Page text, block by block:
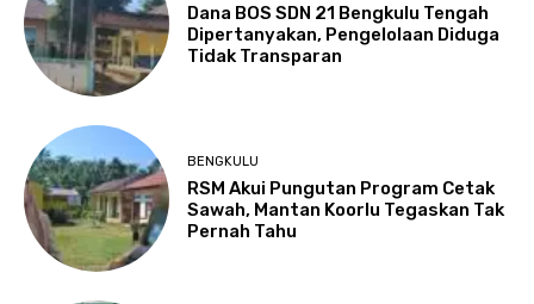
Dana BOS SDN 21 Bengkulu Tengah
Dipertanyakan, Pengelolaan Diduga
Tidak Transparan
BENGKULU
RSM Akui Pungutan Program Cetak
Sawah, Mantan Koorlu Tegaskan Tak
Pernah Tahu